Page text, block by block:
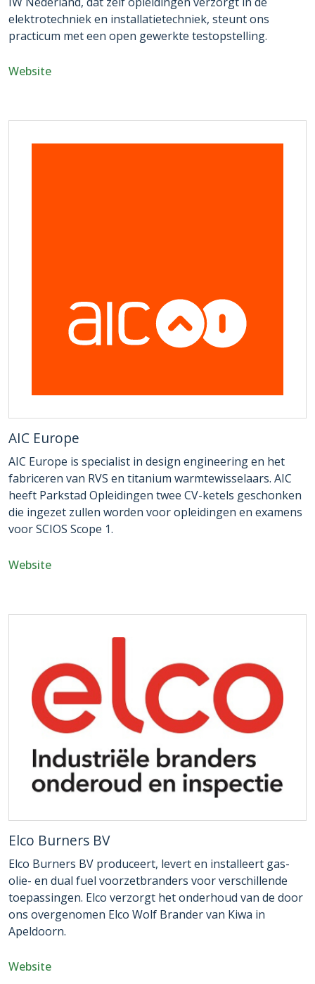
elektrotechniek en installatietechniek, steunt ons
practicum met een open gewerkte testopstelling.
Website
AIC Europe
AIC Europe is specialist in design engineering en het
fabriceren van RVS en titanium warmtewisselaars. AIC
heeft Parkstad Opleidingen twee CV-ketels geschonken
die ingezet zullen worden voor opleidingen en examens
voor SCIOS Scope 1.
Website
Elco Burners BV
Elco Burners BV produceert, levert en installeert gas-
olie- en dual fuel voorzetbranders voor verschillende
toepassingen. Elco verzorgt het onderhoud van de door
ons overgenomen Elco Wolf Brander van Kiwa in
Apeldoorn.
Website